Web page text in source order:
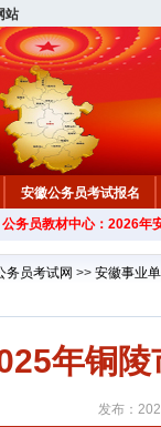
站
安徽公务员考试报名
在线咨询 教材中
公务员教材中心：2026年
务员考试网 >> 安徽事业
年铜
发布：